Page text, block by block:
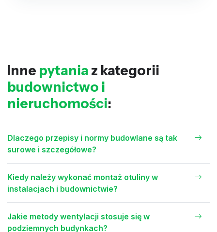
Inne pytania z kategorii
budownictwo i
nieruchomości:
Dlaczego przepisy i normy budowlane są tak
surowe i szczegółowe?
Kiedy należy wykonać montaż otuliny w
instalacjach i budownictwie?
Jakie metody wentylacji stosuje się w
podziemnych budynkach?